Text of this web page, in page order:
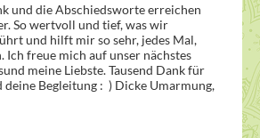
und die Abschiedsworte erreichen
So wertvoll und tief, was wir
und hilft mir so sehr, jedes Mal,
Ich freue mich auf unser nächstes
meine Liebste. Tausend Dank für
Begleitung :  ) Dicke Umarmung,